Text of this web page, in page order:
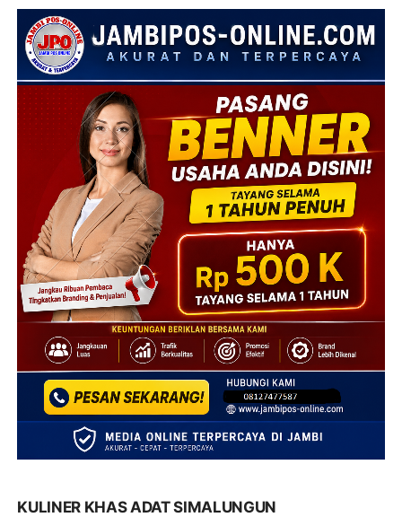
KULINER KHAS ADAT SIMALUNGUN